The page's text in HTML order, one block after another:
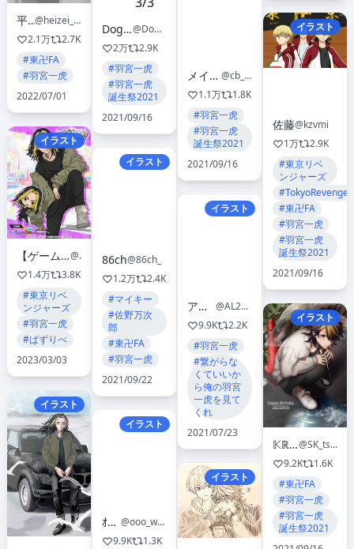
平生
@heizei_img
2.1万
2.7K
#東卍FA
#羽宮一虎
2022/07/01
イラスト
【ゲーム公式】『東京リベンジャーズ ぱずりべ！全国制覇への道』
@toman_game
1.4万
3.8K
#東京リベ
ンジャーズ
#羽宮一虎
#ぱずりべ
2023/03/03
イラスト
Doggyと如月瑞
@Doggy_KisaragiM
2万
2.9K
#羽宮一虎
#羽宮一虎
誕生祭2021
2021/09/16
イラスト
86ch@86ch_
1.2万
2.4K
#マイキー
#佐野万次
郎
#東卍FA
#羽宮一虎
2021/09/22
イラスト
ｵｳﾙ𓅓
@ooo_www_LLL
9.9K
1.3K
メイメイ
@cb_mei
1.1万
1.8K
#羽宮一虎
#羽宮一虎
誕生祭2021
2021/09/16
イラスト
アルト
@AL20_tR
9.9K
2.2K
#羽宮一虎
#繋がらな
くていいか
ら俺の羽宮
一虎を見て
くれ
2021/07/23
イラスト
イラスト
佐藤@kzvmi
1万
2.9K
#東京リベ
ンジャーズ
#東卍FA
#羽宮一虎
#羽宮一虎
誕生祭2021
2021/09/16
イラスト
𝕂ℝ𝕊𝕂
@SK_tsu96
9.2K
1.6K
#東卍FA
#羽宮一虎
#羽宮一虎
誕生祭2021